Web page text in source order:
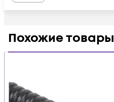
Похожие товары